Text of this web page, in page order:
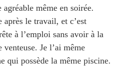
même en soirée.
après le travail, et c’est
à l’emploi sans avoir à la
Je l’ai même
qui possède la même piscine.